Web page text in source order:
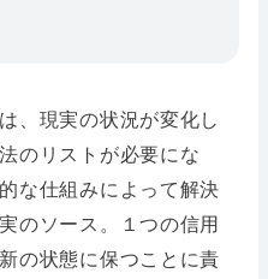
、現実の状況が変化し
のリストが必要にな
な仕組みによって解決
のソース。１つの信用
の状態に保つことに責